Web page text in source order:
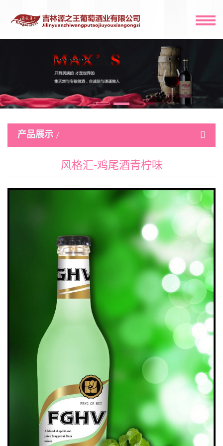
产品展示
风格汇-鸡尾酒青柠味